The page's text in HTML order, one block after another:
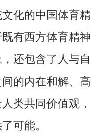
化的中国体育精
有西方体育精神
还包含了人与自
的内在和解、高
类共同价值观，
可能。